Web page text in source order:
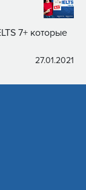
27.01.2021